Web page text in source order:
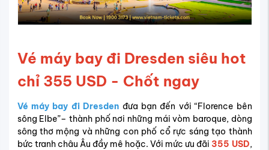
Vé máy bay đi Dresden siêu hot
chỉ 355 USD - Chốt ngay
Vé máy bay đi Dresden đưa bạn đến với “Florence bên
sông Elbe”– thành phố nơi những mái vòm baroque, dòng
sông thơ mộng và những con phố cổ rực sáng tạo thành
bức tranh châu Âu đầy mê hoặc. Với mức ưu đãi 355 USD,